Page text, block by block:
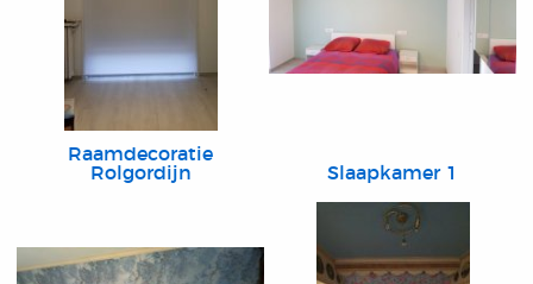
Raamdecoratie
Rolgordijn
Slaapkamer 1